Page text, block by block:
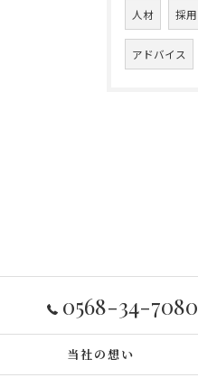
人材 採用
アドバイス
0568-34-7080
当社の想い